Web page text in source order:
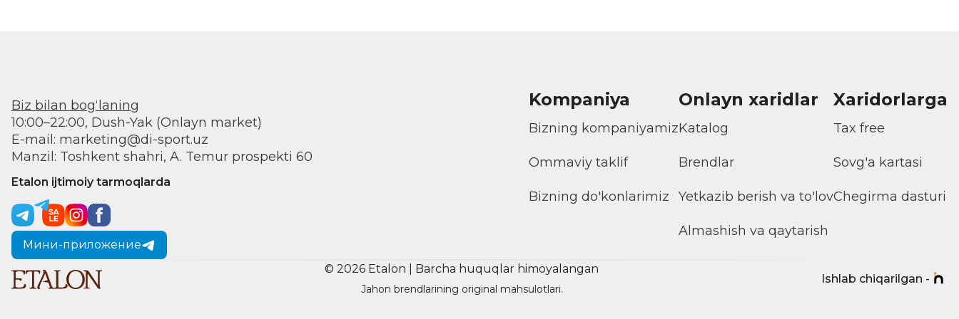
Biz bilan bogʻlaning
10:00–22:00, Dush-Yak (Onlayn market)
E-mail: marketing@di-sport.uz
Manzil: Toshkent shahri, A. Temur prospekti 60
Etalon ijtimoiy tarmoqlarda
Мини-приложение
Kompaniya
Bizning kompaniyamiz
Ommaviy taklif
Bizning do'konlarimiz
Onlayn xaridlar
Katalog
Brendlar
Yetkazib berish va to'lov
Almashish va qaytarish
Xaridorlarga
Tax free
Sovg'a kartasi
Chegirma dasturi
© 2026 Etalon | Barcha huquqlar himoyalangan
Jahon brendlarining original mahsulotlari.
Ishlab chiqarilgan -